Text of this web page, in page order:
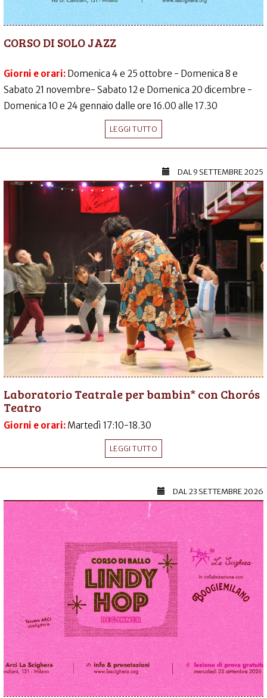
CORSO DI SOLO JAZZ
Giorni e orari: Domenica 4 e 25 ottobre - Domenica 8 e
Sabato 21 novembre- Sabato 12 e Domenica 20 dicembre -
Domenica 10 e 24 gennaio dalle ore 16.00 alle 17.30
LEGGI TUTTO
DAL9 SETTEMBRE 2025
Laboratorio Teatrale per bambin* con Chorós
Teatro
Giorni e orari: Martedì 17:10-18.30
LEGGI TUTTO
DAL23 SETTEMBRE 2026